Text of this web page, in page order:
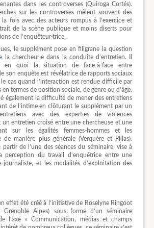
dans les controverses (Quiroga Cortés).
sur les controverses mêlent souvent des
la fois avec des acteurs rompus à l’exercice et
de la scène publique et moins diserts pour
de l’enquêteur·trice.
le supplément pose en filigrane la question
la chercheur·e dans la conduite d’entretien. Il
en quoi la situation de face-à-face entre
son enquête est révélatrice de rapports sociaux
le cas quand l’interaction est rendue difficile par
en termes de position sociale, de genre ou d’âge.
également la difficulté de mener des entretiens
de l’intime en clôturant le supplément par un
avec des expert·es de violences
un entretien croisé entre une chercheuse et une
sur les égalités femmes-hommes et les
de manière plus générale (Verquère et Pillas).
partir de l’une des séances du séminaire, vise à
perception du travail d’enquêtrice entre une
journaliste, et les modalités d’exploitation des
effet été créé à l’initiative de Roselyne Ringoot
Grenoble Alpes) sous forme d’un séminaire
l’axe « Communication, médias et champs